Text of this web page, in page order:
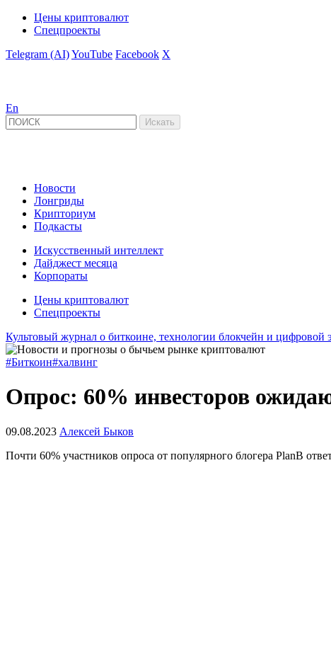
Цены криптовалют
Спецпроекты
Telegram (AI)YouTube Facebook X
En
Новости
Лонгриды
Крипториум
Подкасты
Искусственный интеллект
Дайджест месяца
Корпораты
Цены криптовалют
Спецпроекты
Культовый журнал о биткоине, технологии блокчейн и цифровой
#Биткоин#халвинг
Опрос: 60% инвесторов
09.08.2023 Алексей Быков
Почти 60% участников опроса от популярного блогера PlanB